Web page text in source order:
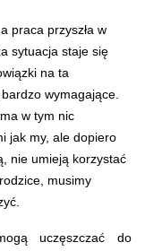
praca przyszła w
sytuacja staje się
na ta
bardzo wymagające.
w tym nic
jak my, ale dopiero
nie umieją korzystać
musimy
uczęszczać do